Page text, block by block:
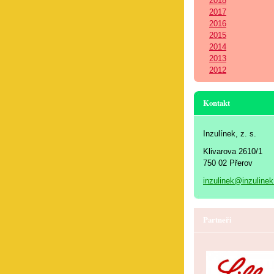
2017
2016
2015
2014
2013
2012
Kontakt
Inzulínek, z. s.
Klivarova 2610/1
750 02 Přerov
Partneři